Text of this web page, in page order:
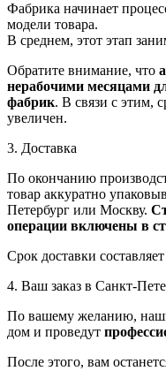
Фабрика начинает
модели товара.
В среднем, этот этап
Обратите внимание, что
нерабочими месяцами
фабрик. В связи с этим,
увеличен.
3. Доставка
По окончанию
товар аккуратно
Петербург или Москву.
операции включены в
Срок доставки составляет
4. Ваш заказ в Санкт-
По вашему желанию, наши
дом и проведут
После этого, вам